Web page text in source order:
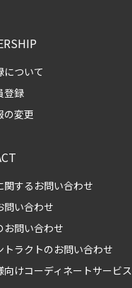
について
登録
の変更
関するお問い合わせ
問い合わせ
お問い合わせ
トラクトのお問い合わせ
向けコーディネートサービス